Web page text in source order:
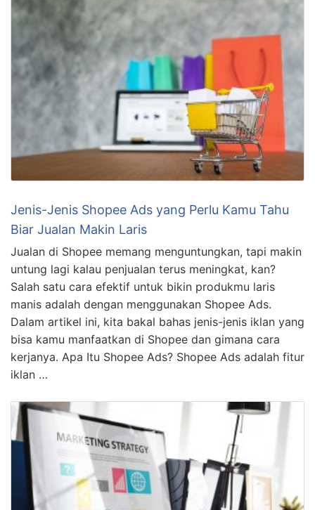
Jenis-Jenis Shopee Ads yang Perlu Kamu Tahu
Biar Jualan Makin Laris
Jualan di Shopee memang menguntungkan, tapi makin
untung lagi kalau penjualan terus meningkat, kan?
Salah satu cara efektif untuk bikin produkmu laris
manis adalah dengan menggunakan Shopee Ads.
Dalam artikel ini, kita bakal bahas jenis-jenis iklan yang
bisa kamu manfaatkan di Shopee dan gimana cara
kerjanya. Apa Itu Shopee Ads? Shopee Ads adalah fitur
iklan …